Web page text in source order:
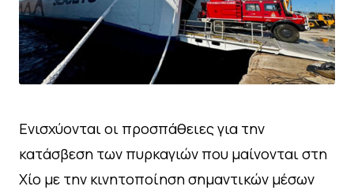
Ενισχύονται οι προσπάθειες για την
κατάσβεση των πυρκαγιών που μαίνονται στη
Χίο με την κινητοποίηση σημαντικών μέσων